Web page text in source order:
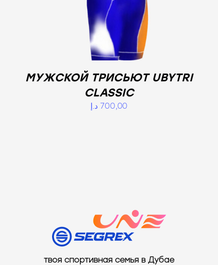
МУЖСКОЙ ТРИСЬЮТ UBYTRI
CLASSIC
700,00 د.إ
твоя спортивная семья в Дубае